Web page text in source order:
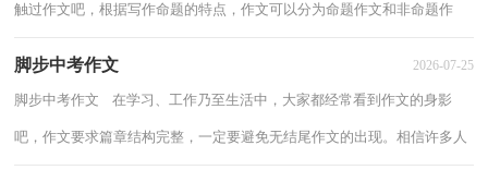
触过作文吧，根据写作命题的特点，作文可以分为命题作文和非命题作
脚步中考作文 2026-07-25
脚步中考作文 在学习、工作乃至生活中，大家都经常看到作文的身影
吧，作文要求篇章结构完整，一定要避免无结尾作文的出现。相信许多人